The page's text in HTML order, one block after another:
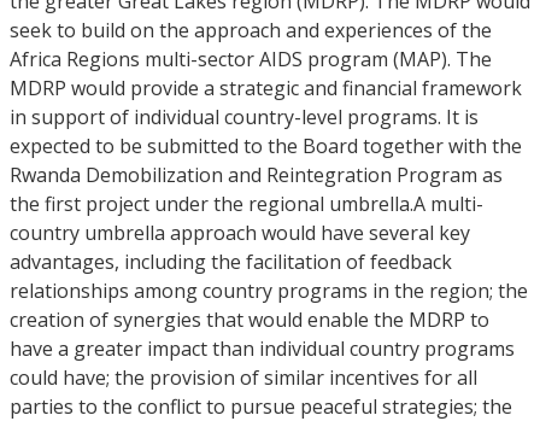
seek to build on the approach and experiences of the
Africa Regions multi-sector AIDS program (MAP). The
MDRP would provide a strategic and financial framework
in support of individual country-level programs. It is
expected to be submitted to the Board together with the
Rwanda Demobilization and Reintegration Program as
the first project under the regional umbrella.A multi-
country umbrella approach would have several key
advantages, including the facilitation of feedback
relationships among country programs in the region; the
creation of synergies that would enable the MDRP to
have a greater impact than individual country programs
could have; the provision of similar incentives for all
parties to the conflict to pursue peaceful strategies; the